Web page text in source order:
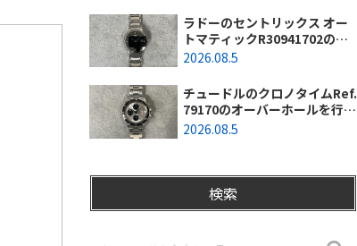
ラドーのセントリックス オー
トマティックR30941702のオ
ーバーホールを行いました。
2026.08.5
チュードルのクロノタイムRef.
79170のオーバーホールを行い
ました。（神奈川県茅ヶ崎市/I
2026.08.5
検索